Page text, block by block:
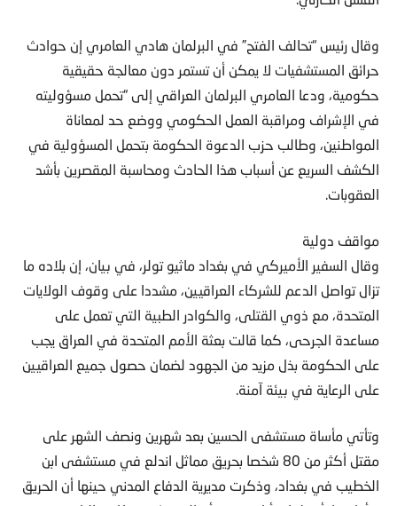
وقال رئيس “تحالف الفتح” في البرلمان هادي العامري إن حوادث
حرائق المستشفيات لا يمكن أن تستمر دون معالجة حقيقية
حكومية، ودعا العامري البرلمان العراقي إلى “تحمل مسؤوليته
في الإشراف ومراقبة العمل الحكومي ووضع حد لمعاناة
المواطنين، وطالب حزب الدعوة الحكومة بتحمل المسؤولية في
الكشف السريع عن أسباب هذا الحادث ومحاسبة المقصرين بأشد
العقوبات.
مواقف دولية
وقال السفير الأميركي في بغداد ماثيو تولر، في بيان، إن بلاده ما
تزال تواصل الدعم للشركاء العراقيين، مشددا على وقوف الولايات
المتحدة، مع ذوي القتلى، والكوادر الطبية التي تعمل على
مساعدة الجرحى، كما قالت بعثة الأمم المتحدة في العراق يجب
على الحكومة بذل مزيد من الجهود لضمان حصول جميع العراقيين
على الرعاية في بيئة آمنة.
وتأتي مأساة مستشفى الحسين بعد شهرين ونصف الشهر على
مقتل أكثر من 80 شخصا بحريق مماثل اندلع في مستشفى ابن
الخطيب في بغداد، وذكرت مديرية الدفاع المدني حينها أن الحريق